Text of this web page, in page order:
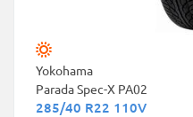
Yokohama
Parada Spec-X PA02
285/40 R22 110V